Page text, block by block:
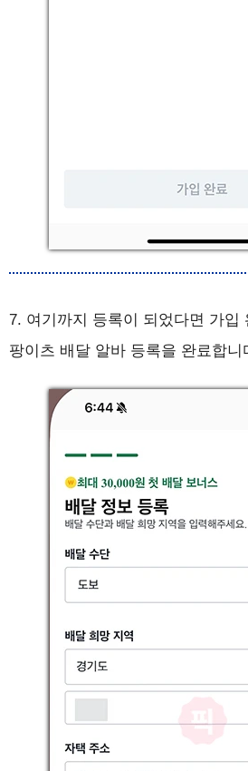
7. 여기까지 등록이 되었다면 가입
팡이츠 배달 알바 등록을 완료합니